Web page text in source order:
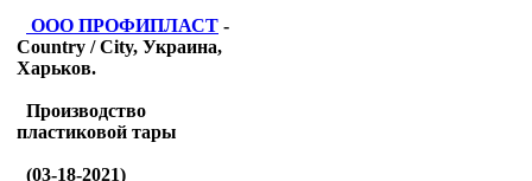
ООО ПРОФИПЛАСТ -
Country / City, Украина,
Харьков.
Производство
пластиковой тары
(03-18-2021)